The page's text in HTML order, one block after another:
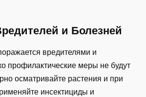
и Болезней
вредителями и
профилактические меры не будут
осматривайте растения и при
инсектициды и